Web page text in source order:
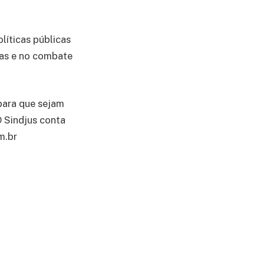
públicas
e no combate
que sejam
Sindjus conta